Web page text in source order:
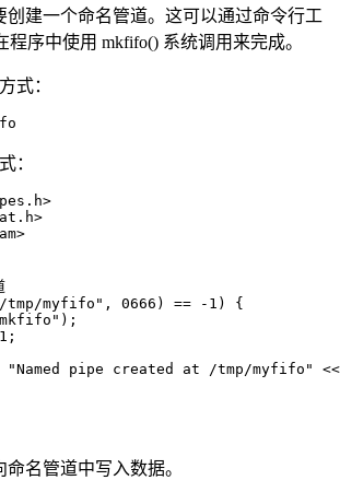
创建一个命名管道。这可以通过命令行工
程序中使用 mkfifo() 系统调用来完成。
式：
：
tmp/myfifo", 0666) == -1) {
"Named pipe created at /tmp/myfifo"
名管道中写入数据。